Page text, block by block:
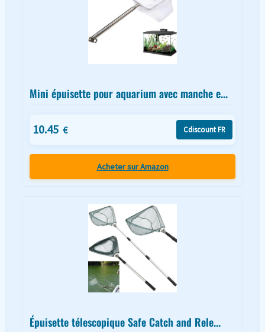
Mini épuisette pour aquarium avec manche e...
10.45 € Cdiscount FR
Acheter sur Amazon
Épuisette télescopique Safe Catch and Rele...